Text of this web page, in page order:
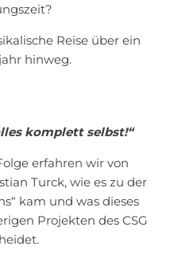
Reise über ein
hinweg.
komplett selbst!“
erfahren wir von
Turck, wie es zu der
kam und was dieses
Projekten des CSG